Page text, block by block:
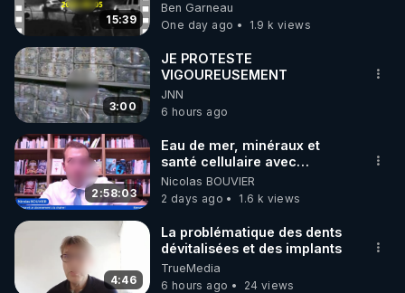
15:39
Ben Garneau
One day ago
1.9 k views
3:00
JE PROTESTE
VIGOUREUSEMENT
JNN
6 hours ago
2:58:03
Eau de mer, minéraux et
santé cellulaire avec
Grégoire Cadeau
Nicolas BOUVIER
2 days ago
1.6 k views
4:46
La problématique des dents
dévitalisées et des implants
TrueMedia
6 hours ago
24 views